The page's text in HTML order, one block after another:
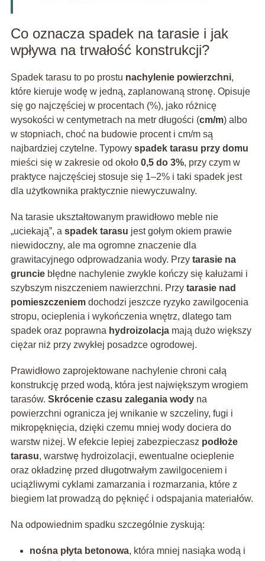
Co oznacza spadek na tarasie i jak
wpływa na trwałość konstrukcji?
Spadek tarasu to po prostu nachylenie powierzchni,
które kieruje wodę w jedną, zaplanowaną stronę. Opisuje
się go najczęściej w procentach (%), jako różnicę
wysokości w centymetrach na metr długości (cm/m) albo
w stopniach, choć na budowie procent i cm/m są
najbardziej czytelne. Typowy spadek tarasu przy domu
mieści się w zakresie od około 0,5 do 3%, przy czym w
praktyce najczęściej stosuje się 1–2% i taki spadek jest
dla użytkownika praktycznie niewyczuwalny.
Na tarasie ukształtowanym prawidłowo meble nie
„uciekają”, a spadek tarasu jest gołym okiem prawie
niewidoczny, ale ma ogromne znaczenie dla
grawitacyjnego odprowadzania wody. Przy tarasie na
grunciebłędne nachylenie zwykle kończy się kałużami i
szybszym niszczeniem nawierzchni. Przy tarasie nad
pomieszczeniemdochodzi jeszcze ryzyko zawilgocenia
stropu, ocieplenia i wykończenia wnętrz, dlatego tam
spadek oraz poprawna hydroizolacjamają dużo większy
ciężar niż przy zwykłej posadzce ogrodowej.
Prawidłowo zaprojektowane nachylenie chroni całą
konstrukcję przed wodą, która jest największym wrogiem
tarasów. Skrócenie czasu zalegania wodyna
powierzchni ogranicza jej wnikanie w szczeliny, fugi i
mikropęknięcia, dzięki czemu mniej wody dociera do
warstw niżej. W efekcie lepiej zabezpieczasz podłoże
tarasu, warstwę hydroizolacji, ewentualne ocieplenie
oraz okładzinę przed długotrwałym zawilgoceniem i
uciążliwymi cyklami zamarzania i rozmarzania, które z
biegiem lat prowadzą do pęknięć i odspajania materiałów.
Na odpowiednim spadku szczególnie zyskują:
nośna płyta betonowa, która mniej nasiąka wodą i